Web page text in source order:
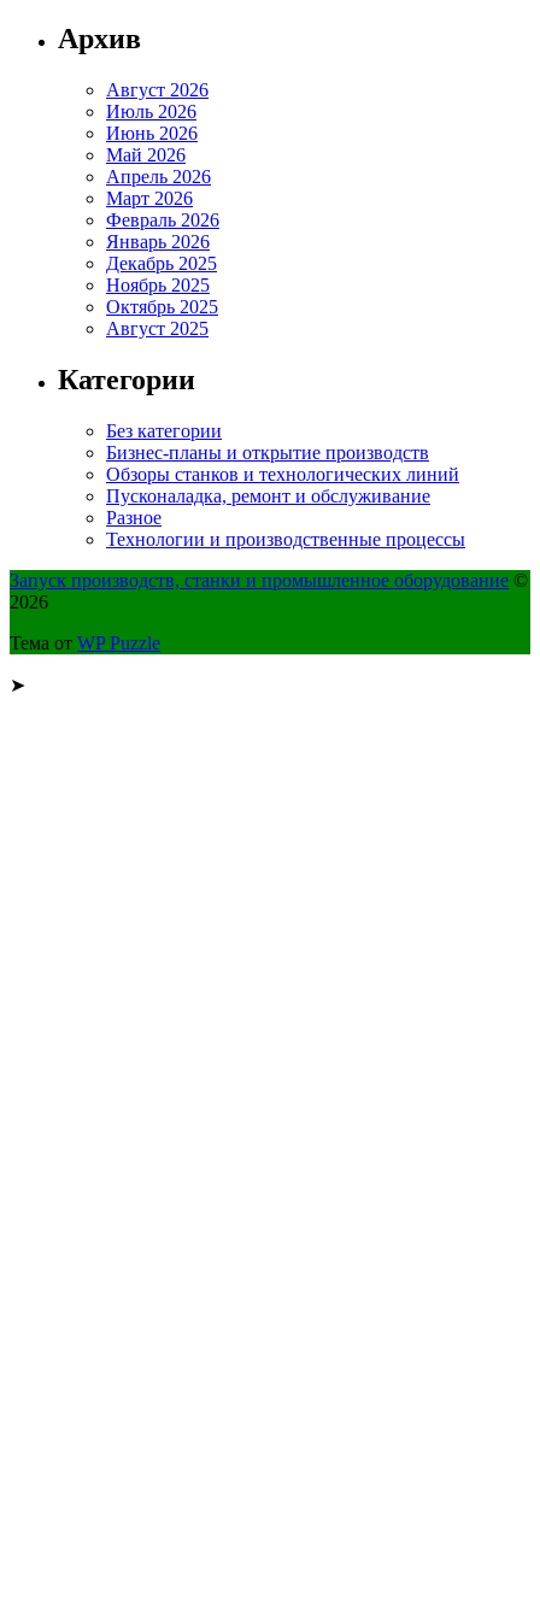
Архив
Август 2026
Июль 2026
Июнь 2026
Май 2026
Апрель 2026
Март 2026
Февраль 2026
Январь 2026
Декабрь 2025
Ноябрь 2025
Октябрь 2025
Август 2025
Категории
Без категории
Бизнес-планы и открытие производств
Обзоры станков и технологических линий
Пусконаладка, ремонт и обслуживание
Разное
Технологии и производственные процессы
Запуск производств, станки и промышленное оборудование ©
2026
Тема от WP Puzzle
➤